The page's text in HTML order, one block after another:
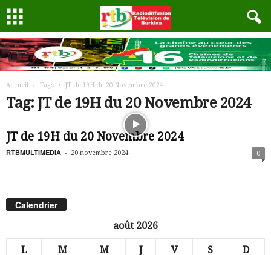
Accueil Tags JT de 19H du 20 Novembre 2024
Tag: JT de 19H du 20 Novembre 2024
JT de 19H du 20 Novembre 2024
RTBMULTIMEDIA - 20 novembre 2024 0
Calendrier
août 2026
L M M J V S D